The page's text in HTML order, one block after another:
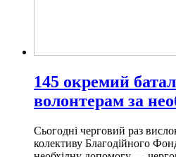
145 окремий
волонтерам за
Сьогодні черговий раз
колективу Благодійного